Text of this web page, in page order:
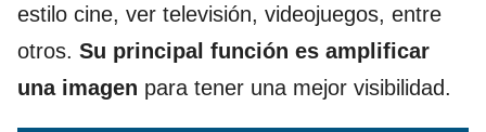
estilo cine, ver televisión, videojuegos, entre
otros. Su principal función es amplificar
una imagen para tener una mejor visibilidad.